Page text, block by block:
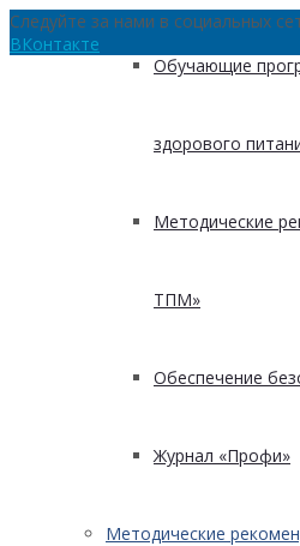
Обучающие
здорового
Методические
ТПМ»
Обеспечение
Журнал «Профи»
Методические
Следуйте за нами в социальных
ВКонтакте